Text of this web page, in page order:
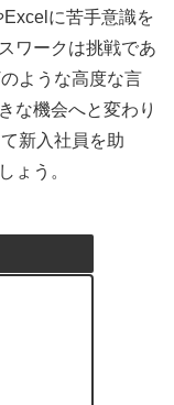
に苦手意識を
ワークは挑戦であ
ような高度な言
な機会へと変わり
新入社員を助
ょう。